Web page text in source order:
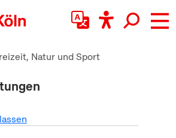
Natur und Sport